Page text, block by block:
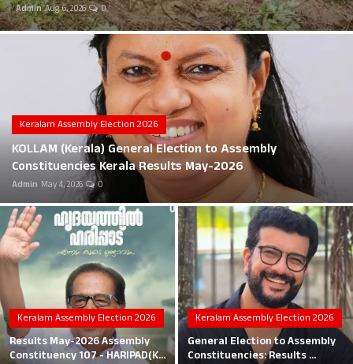
Jobs Mall
Career
Education
Business
Local News
Earn Money
Tutorials
Malayalam
Admin Aug 6, 2026 0
Keralam Assembly Election 2026
KOLLAM (Kerala) General Election to Assembly
Constituencies Kerala Results May-2026
Admin May 4, 2026 0
Keralam Assembly Election 2026
Results May-2026 Assembly
Constituency 107 - HARIPAD(K...
Keralam Assembly Election 2026
General Election to Assembly
Constituencies: Results ...